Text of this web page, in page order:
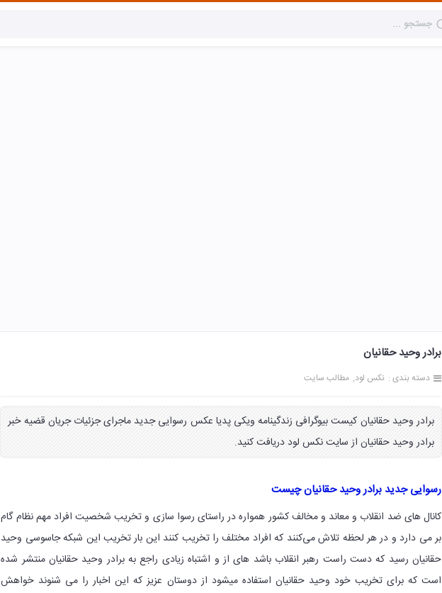
برادر وحید حقانیان
دسته بندی : نکس لود مطالب سایت
برادر وحید حقانیان کیست بیوگرافی زندگینامه ویکی پدیا عکس رسوایی جدید ماجرای جزئیات جریان قضیه خبر
برادر وحید حقانیان از سایت نکس لود دریافت کنید.
رسوایی جدید برادر وحید حقانیان چیست
کانال های ضد انقلاب و معاند و مخالف کشور همواره در راستای رسوا سازی و تخریب شخصیت افراد مهم نظام گام
بر می دارد و در هر لحظه تلاش می‌کنند که افراد مختلف را تخریب کنند این بار تخریب این شبکه جاسوسی وحید
حقانیان رسید که دست راست رهبر انقلاب باشد های از و اشتباه زیادی راجع به برادر وحید حقانیان منتشر شده
است که برای تخریب خود وحید حقانیان استفاده میشود از دوستان عزیز که این اخبار را می شنوند خواهش